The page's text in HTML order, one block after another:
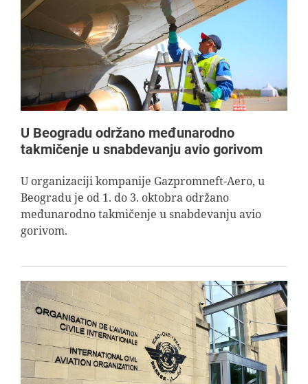
U Beogradu održano međunarodno
takmičenje u snabdevanju avio gorivom
U organizaciji kompanije Gazpromneft-Aero, u
Beogradu je od 1. do 3. oktobra održano
međunarodno takmičenje u snabdevanju avio
gorivom.